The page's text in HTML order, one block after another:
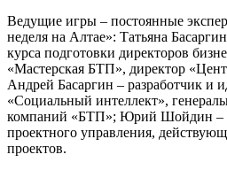
Ведущие игры – постоянные
неделя на Алтае»: Татьяна
курса подготовки директоров
«Мастерская БТП», директор
Андрей Басаргин – разработчик и
«Социальный интеллект»,
компаний «БТП»; Юрий Шойдин –
проектного управления,
проектов.